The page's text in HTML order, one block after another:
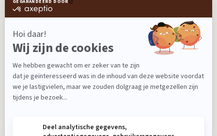
FanPas
Ontvang nieuws, tips en de laatste acties!